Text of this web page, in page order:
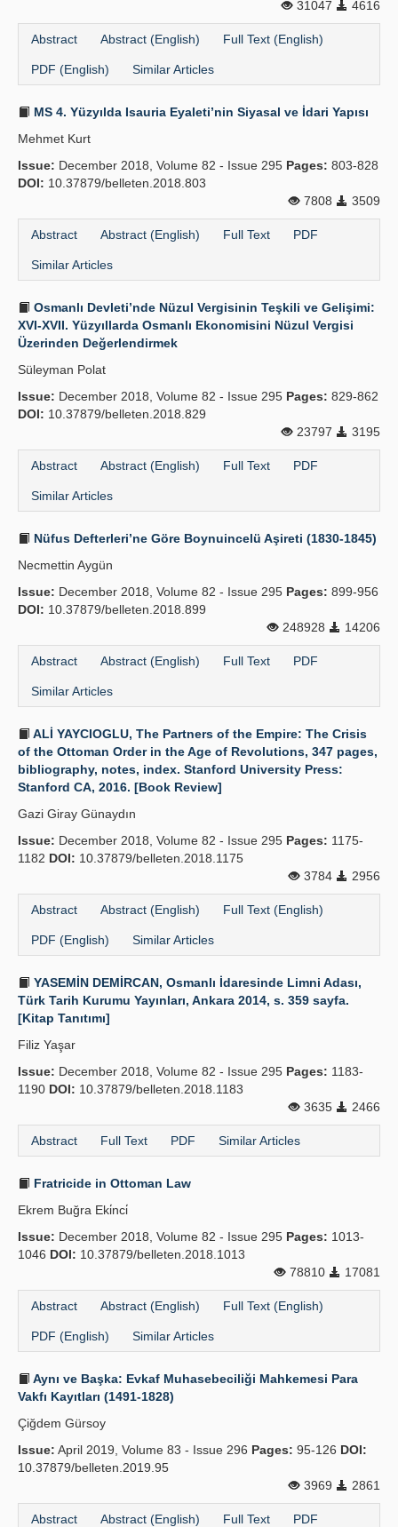
31047 4616
Abstract Abstract (English) Full Text (English)
PDF (English) Similar Articles
MS 4. Yüzyılda Isauria Eyaleti’nin Siyasal ve İdari Yapısı
Mehmet Kurt
Issue: December 2018, Volume 82 - Issue 295 Pages: 803-828
DOI: 10.37879/belleten.2018.803
7808
3509
Abstract Abstract (English) Full Text PDF
Similar Articles
Osmanlı Devleti’nde Nüzul Vergisinin Teşkili ve Gelişimi:
XVI-XVII. Yüzyıllarda Osmanlı Ekonomisini Nüzul Vergisi
Üzerinden Değerlendirmek
Süleyman Polat
Issue: December 2018, Volume 82 - Issue 295 Pages: 829-862
DOI: 10.37879/belleten.2018.829
23797
3195
Abstract Abstract (English) Full Text PDF
Similar Articles
Nüfus Defterleri’ne Göre Boynuincelü Aşireti (1830-1845)
Necmettin Aygün
Issue: December 2018, Volume 82 - Issue 295 Pages: 899-956
DOI: 10.37879/belleten.2018.899
248928
14206
Abstract Abstract (English) Full Text PDF
Similar Articles
ALİ YAYCIOGLU, The Partners of the Empire: The Crisis
of the Ottoman Order in the Age of Revolutions, 347 pages,
bibliography, notes, index. Stanford University Press:
Stanford CA, 2016. [Book Review]
Gazi Giray Günaydın
Issue: December 2018, Volume 82 - Issue 295 Pages: 1175-
1182 DOI: 10.37879/belleten.2018.1175
3784
2956
Abstract Abstract (English) Full Text (English)
PDF (English) Similar Articles
YASEMİN DEMİRCAN, Osmanlı İdaresinde Limni Adası,
Türk Tarih Kurumu Yayınları, Ankara 2014, s. 359 sayfa.
[Kitap Tanıtımı]
Filiz Yaşar
Issue: December 2018, Volume 82 - Issue 295 Pages: 1183-
1190 DOI: 10.37879/belleten.2018.1183
3635
2466
Abstract Full Text PDF Similar Articles
Fratricide in Ottoman Law
Ekrem Buğra Eki̇nci̇
Issue: December 2018, Volume 82 - Issue 295 Pages: 1013-
1046 DOI: 10.37879/belleten.2018.1013
78810
17081
Abstract Abstract (English) Full Text (English)
PDF (English) Similar Articles
Aynı ve Başka: Evkaf Muhasebeciliği Mahkemesi Para
Vakfı Kayıtları (1491-1828)
Çiğdem Gürsoy
Issue: April 2019, Volume 83 - Issue 296 Pages: 95-126 DOI:
10.37879/belleten.2019.95
3969
2861
Abstract Abstract (English) Full Text PDF